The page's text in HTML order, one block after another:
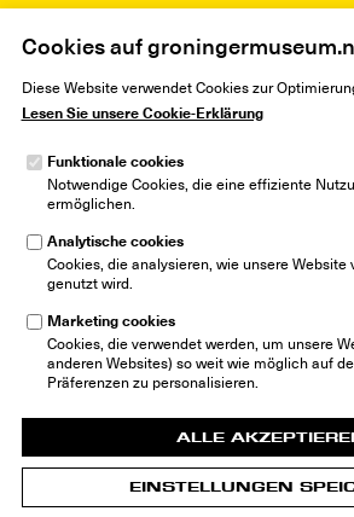
Cookies auf
Diese Website verwendet Cookies zur
Lesen Sie unsere Cookie-Erklärung
Funktionale cookies
Notwendige Cookies, die eine effiziente
ermöglichen.
Analytische cookies
Cookies, die analysieren, wie unsere Website
genutzt wird.
Marketing cookies
Cookies, die verwendet werden, um unsere
anderen Websites) so weit wie möglich auf
Präferenzen zu personalisieren.
ALLE
EINSTELLUNGEN
Home Museum
Nachrichten
Museumeiland 1
info@groningermuseum.nl
Tel: +31 50 3 666 555
© 2026 Groninger Museum